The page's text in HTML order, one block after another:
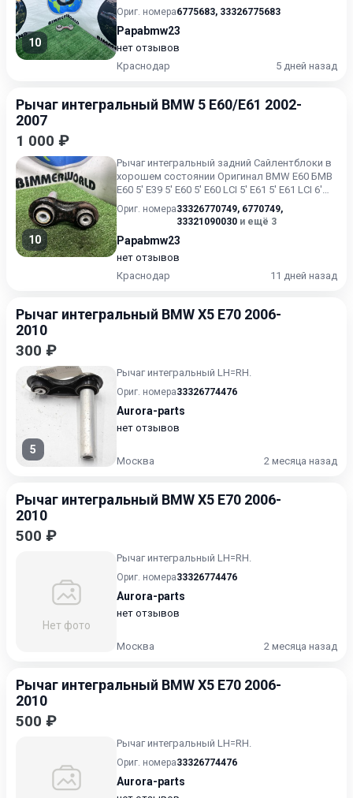
10
Ориг. номера6775683, 33326775683
Papabmw23
нет отзывов
Краснодар
5 дней назад
Рычаг интегральный BMW 5 E60/E61 2002-
2007
1 000 ₽
10
Рычаг интегральный задний Сайлентблоки в
хорошем состоянии Оригинал BMW E60 БМВ
Е60 5' E39 5' E60 5' E60 LCI 5' E61 5' E61 LCI 6'
E63 6' E63...
Ориг. номера33326770749, 6770749,
33321090030 и ещё 3
Papabmw23
нет отзывов
Краснодар
11 дней назад
Рычаг интегральный BMW X5 E70 2006-
2010
300 ₽
5
Рычаг интегральный LH=RH.
Ориг. номера33326774476
Aurora-parts
нет отзывов
Москва 2 месяца назад
Рычаг интегральный BMW X5 E70 2006-
2010
500 ₽
Нет фото
Рычаг интегральный LH=RH.
Ориг. номера33326774476
Aurora-parts
нет отзывов
Москва 2 месяца назад
Рычаг интегральный BMW X5 E70 2006-
2010
500 ₽
Рычаг интегральный LH=RH.
Ориг. номера33326774476
Aurora-parts